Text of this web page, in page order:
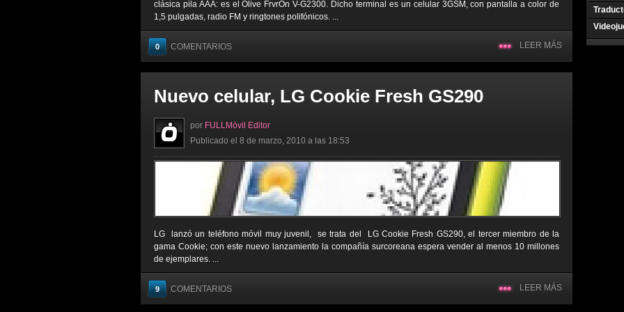
clásica pila AAA: es el Olive FrvrOn V-G2300. Dicho terminal es un celular 3GSM, con pantalla a color de
1,5 pulgadas, radio FM y ringtones polifónicos. ...
0 COMENTARIOS LEER MÁS
Nuevo celular, LG Cookie Fresh GS290
por FULLMóvil Editor
Publicado el 8 de marzo, 2010 a las 18:53
LG lanzó un teléfono móvil muy juvenil, se trata del LG Cookie Fresh GS290, el tercer miembro de la
gama Cookie; con este nuevo lanzamiento la compañía surcoreana espera vender al menos 10 millones
de ejemplares. ...
9 COMENTARIOS LEER MÁS